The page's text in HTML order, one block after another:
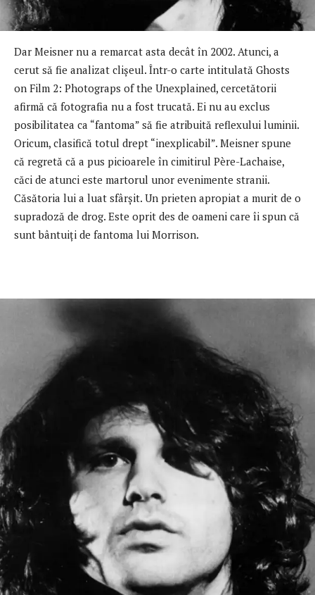
Dar Meisner nu a remarcat asta decât în 2002. Atunci, a
cerut să fie analizat clişeul. Într-o carte intitulată Ghosts
on Film 2: Photograps of the Unexplained, cercetătorii
afirmă că fotografia nu a fost trucată. Ei nu au exclus
posibilitatea ca “fantoma” să fie atribuită reflexului luminii.
Oricum, clasifică totul drept “inexplicabil”. Meisner spune
că regretă că a pus picioarele în cimitirul Père-Lachaise,
căci de atunci este martorul unor evenimente stranii.
Căsătoria lui a luat sfârşit. Un prieten apropiat a murit de o
supradoză de drog. Este oprit des de oameni care îi spun că
sunt bântuiţi de fantoma lui Morrison.